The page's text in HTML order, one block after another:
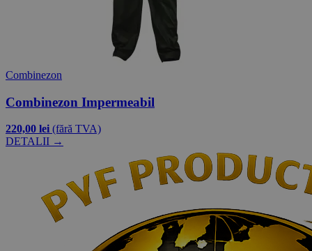
Combinezon
Combinezon Impermeabil
220,00 lei (fără TVA)
DETALII →